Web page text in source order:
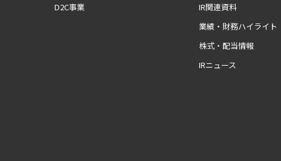
D2C事業
IR関連資料
業績・財務ハイライト
株式・配当情報
IRニュース